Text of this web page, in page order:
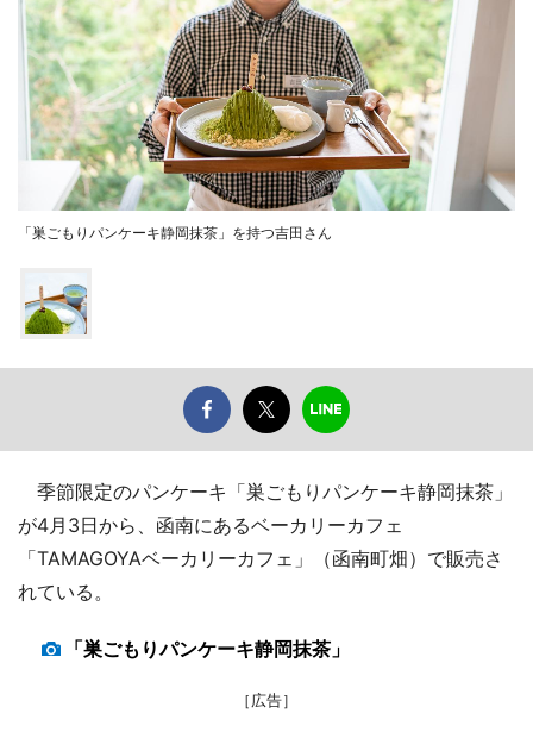
「巣ごもりパンケーキ静岡抹茶」を持つ吉田さん
季節限定のパンケーキ「巣ごもりパンケーキ静岡抹茶」
が4月3日から、函南にあるベーカリーカフェ
「TAMAGOYAベーカリーカフェ」（函南町畑）で販売さ
れている。
「巣ごもりパンケーキ静岡抹茶」
［広告］